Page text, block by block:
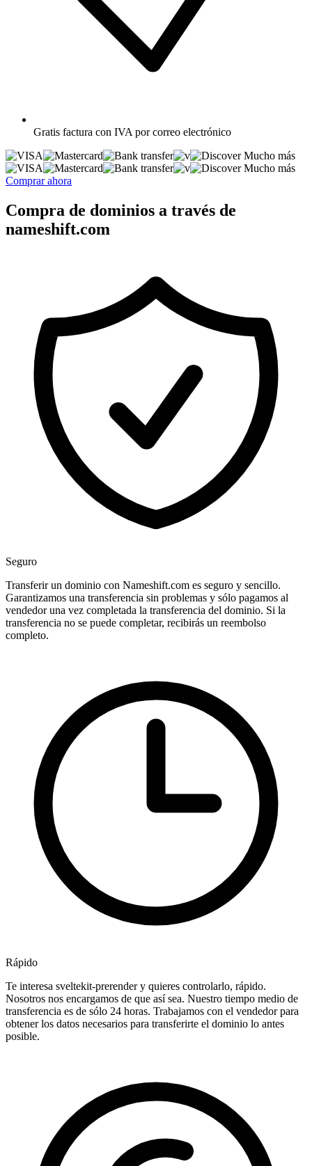
Gratis factura con IVA por correo electrónico
Mucho más
Mucho más
Comprar ahora
Compra de dominios a través de
nameshift.com
Seguro
Transferir un dominio con Nameshift.com es seguro y sencillo.
Garantizamos una transferencia sin problemas y sólo pagamos al
vendedor una vez completada la transferencia del dominio. Si la
transferencia no se puede completar, recibirás un reembolso
completo.
Rápido
Te interesa sveltekit-prerender y quieres controlarlo, rápido.
Nosotros nos encargamos de que así sea. Nuestro tiempo medio de
transferencia es de sólo 24 horas. Trabajamos con el vendedor para
obtener los datos necesarios para transferirte el dominio lo antes
posible.